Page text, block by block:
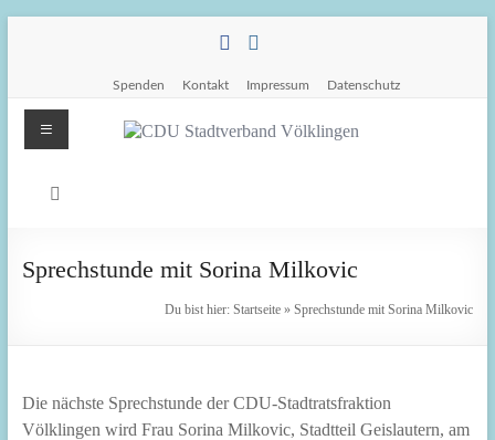
Spenden Kontakt Impressum Datenschutz
Völklingen
Völklingen.
Menü
Sprechstunde mit Sorina Milkovic
Du bist hier:Startseite »Sprechstunde mit Sorina Milkovic
Die nächste Sprechstunde der CDU-Stadtratsfraktion
Völklingen wird Frau Sorina Milkovic, Stadtteil Geislautern, am